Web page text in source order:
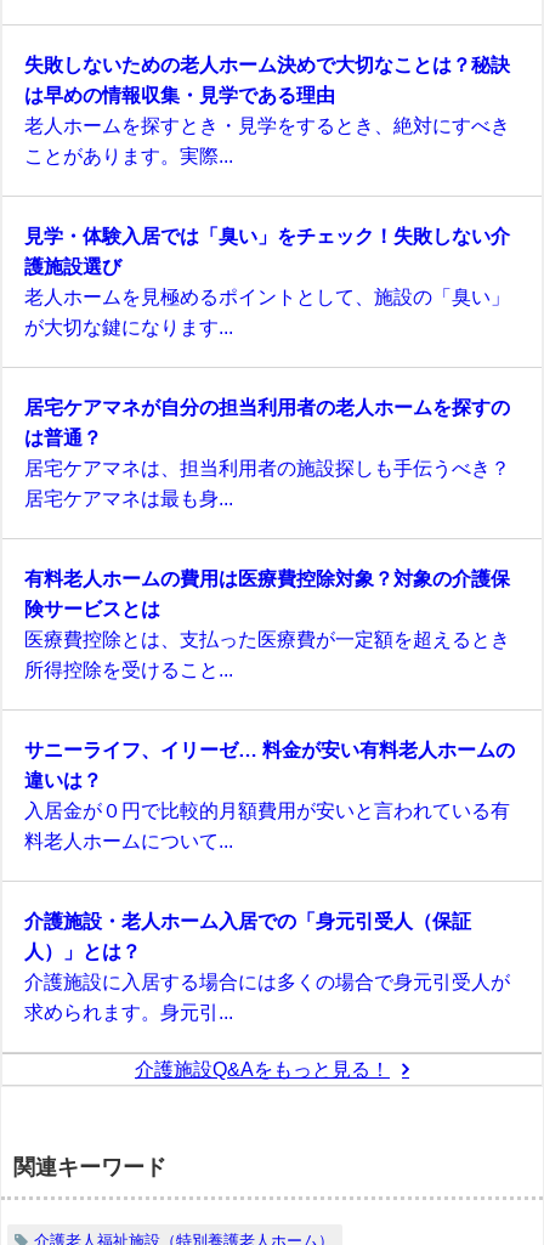
失敗しないための老人ホーム決めで大切なことは？秘訣
は早めの情報収集・見学である理由
老人ホームを探すとき・見学をするとき、絶対にすべき
ことがあります。実際...
見学・体験入居では「臭い」をチェック！失敗しない介
護施設選び
老人ホームを見極めるポイントとして、施設の「臭い」
が大切な鍵になります...
居宅ケアマネが自分の担当利用者の老人ホームを探すの
は普通？
居宅ケアマネは、担当利用者の施設探しも手伝うべき？
居宅ケアマネは最も身...
有料老人ホームの費用は医療費控除対象？対象の介護保
険サービスとは
医療費控除とは、支払った医療費が一定額を超えるとき
所得控除を受けること...
サニーライフ、イリーゼ… 料金が安い有料老人ホームの
違いは？
入居金が０円で比較的月額費用が安いと言われている有
料老人ホームについて...
介護施設・老人ホーム入居での「身元引受人（保証
人）」とは？
介護施設に入居する場合には多くの場合で身元引受人が
求められます。身元引...
介護施設Q&Aをもっと見る！
関連キーワード
介護老人福祉施設（特別養護老人ホーム）